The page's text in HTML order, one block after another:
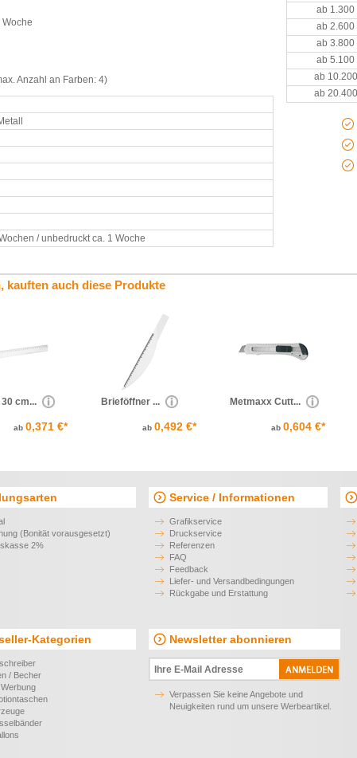
Anzahl an Farben: 4)
/ unbedruckt ca. 1 Woche
ab 1.300
ab 2.600
ab 3.800
ab 5.100
ab
ab
kauften auch diese Produkte
30 cm...
ab 0,371 €*
Brieföffner ...
ab 0,492 €*
Metmaxx Cutt...
ab 0,604 €*
(Bonität vorausgesetzt)
2%
Service / Informationen
Grafikservice
Druckservice
Referenzen
FAQ
Feedback
Liefer- und Versandbedingungen
Rückgabe und Erstattung
Kategorien
/ Becher
Newsletter abonnieren
Verpassen Sie keine Angebote und
Neuigkeiten rund um unsere Werbeartikel.